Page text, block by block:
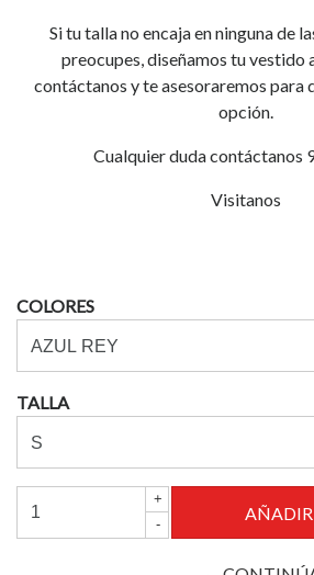
Si tu talla no encaja en ninguna de
preocupes, diseñamos tu vestido
contáctanos y te asesoraremos para
opción.
Cualquier duda contáctanos
Visitanos
COLORES
TALLA
+
-